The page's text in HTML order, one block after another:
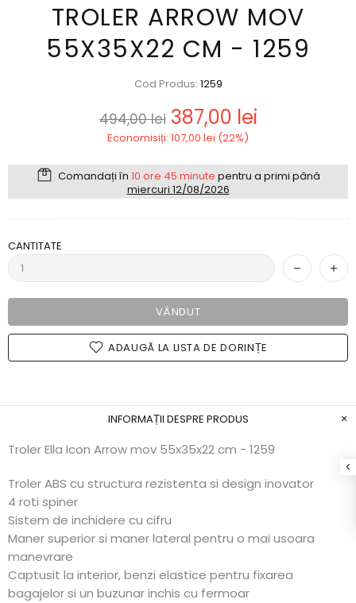
TROLER ARROW MOV
55X35X22 CM - 1259
Cod Produs: 1259
494,00 lei 387,00 lei
Economisiți: 107,00 lei (22%)
Comandați în 10 ore 45 minute pentru a primi până
miercuri 12/08/2026
CANTITATE
VÂNDUT
ADAUGĂ LA LISTA DE DORINȚE
INFORMAȚII DESPRE PRODUS
Troler Ella Icon Arrow mov 55x35x22 cm - 1259
Troler ABS cu structura rezistenta si design inovator
4 roti spiner
Sistem de inchidere cu cifru
Maner superior si maner lateral pentru o mai usoara
manevrare
Captusit la interior, benzi elastice pentru fixarea
bagajelor si un buzunar inchis cu fermoar